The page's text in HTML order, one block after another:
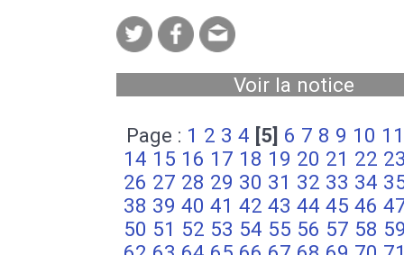
Voir la notice
Page : 1 2 3 4 [5] 6 7 8 9 10 11
14 15 16 17 18 19 20 21 22
26 27 28 29 30 31 32 33 34
38 39 40 41 42 43 44 45 46
50 51 52 53 54 55 56 57 58